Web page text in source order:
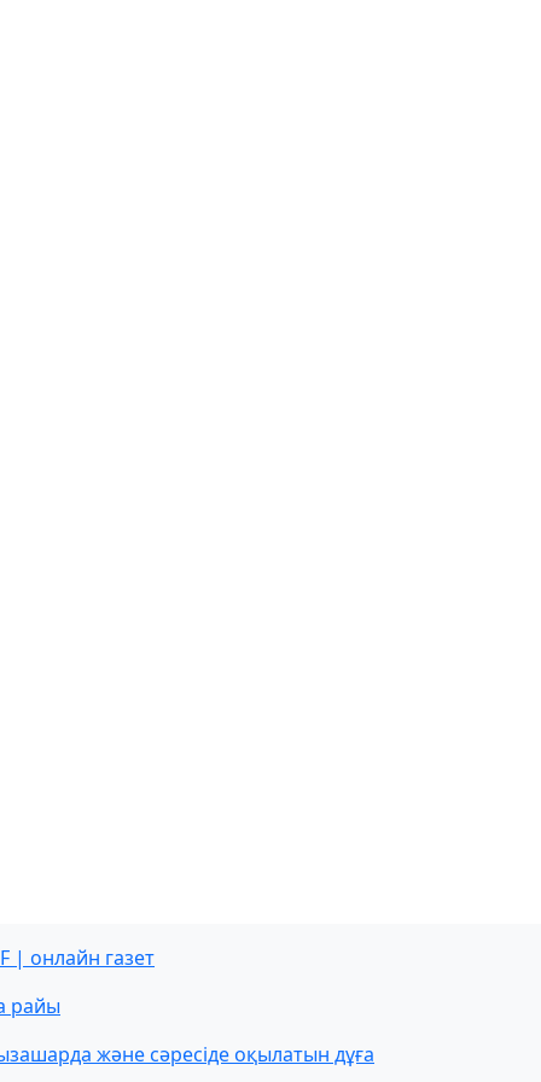
| онлайн газет
райы
және сәресіде оқылатын дұға